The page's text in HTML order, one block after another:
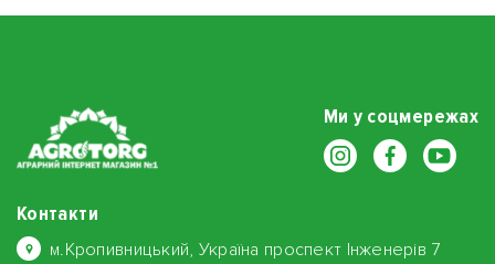
Ми у соцмережах
Контакти
м.Кропивницький, Україна проспект Інженерів 7